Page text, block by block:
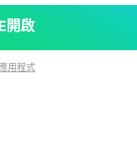
開啟
用程式